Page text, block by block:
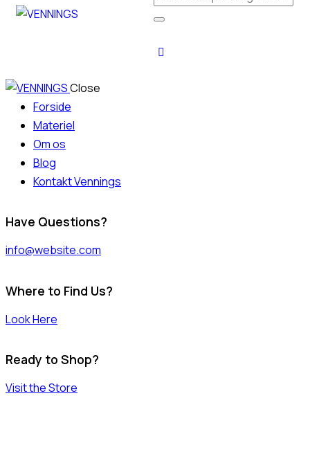
Close
Forside
Materiel
Om os
Blog
Kontakt Vennings
Have Questions?
info@website.com
Where to Find Us?
Look Here
Ready to Shop?
Visit the Store